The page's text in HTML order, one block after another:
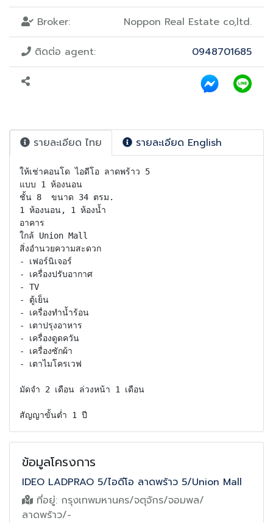
Broker: Noppon Real Estate co,ltd.
ติดต่อ agent: 0948701685
รายละเอียด ไทย รายละเอียด English
ให้เช่าคอนโด ไอดีโอ ลาดพร้าว 5
แบบ 1 ห้องนอน
ชั้น 8  ขนาด 34 ตรม.
1 ห้องนอน, 1 ห้องน้ำ
อาคาร
ใกล้ Union Mall
สิ่งอำนวยความสะดวก
- เฟอร์นิเจอร์
- เครื่องปรับอากาศ
- TV
- ตู้เย็น
- เครื่องทำน้ำร้อน
- เตาปรุงอาหาร
- เครื่องดูดควัน
- เครื่องซักผ้า
- เตาไมโครเวฟ
มัดจำ 2 เดือน ล่วงหน้า 1 เดือน
สัญญาขั้นต่ำ 1 ปี
ข้อมูลโครงการ
IDEO LADPRAO 5/ไอดีโอ ลาดพร้าว 5/Union Mall
ที่อยู่: กรุงเทพมหานคร/จตุจักร/จอมพล/
ลาดพร้าว/-